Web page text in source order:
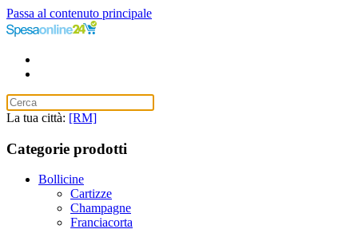
Passa al contenuto principale
La tua città: [RM]
Categorie prodotti
Bollicine
Cartizze
Champagne
Franciacorta